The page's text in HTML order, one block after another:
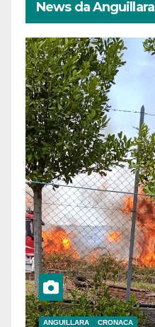
News da Anguillara
ANGUILLARA CRONACA